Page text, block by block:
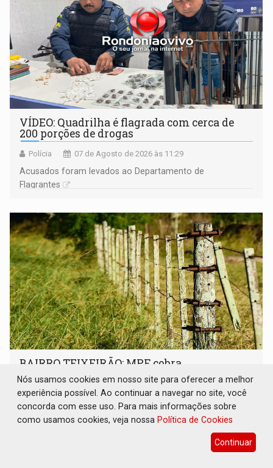
VÍDEO: Quadrilha é flagrada com cerca de
200 porções de drogas
Polícia 07 de Agosto de 2026 às 11:29
Acusados foram levados ao Departamento de
Flagrantes
BAIRRO TEIXEIRÃO: MPF cobra
regularização fundiária da comunidade
Nova Colina
Geral 07 de Agosto de 2026 às 11:08
Após atuação do órgão, prefeitura pediu à União a
doação de área federal para o município, o que permitirá
Nós usamos cookies em nosso site para oferecer a melhor
experiência possível. Ao continuar a navegar no site, você
concorda com esse uso. Para mais informações sobre
como usamos cookies, veja nossa Política de Cookies
Continuar